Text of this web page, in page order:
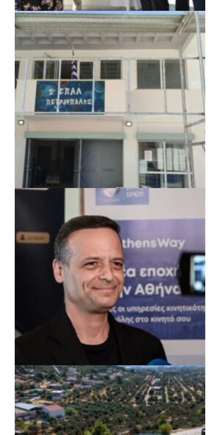
ΚΟΙΝΩΝΙΑ | 07/08/2026 · 18:01
Το Δημοτικό Κατάστημα Κουβαρά φέρει
πλέον το όνομα «Γεώργιος Πρίφτης»
ΤΟΠΙΚΗ ΑΥΤΟΔΙΟΙΚΗΣΗ 07/08/2026 · 17:45
Δήμος Πετρούπολης: Εργασίες
συντήρησης σε σχολεία και αθλητικές
εγκαταστάσεις
ΡΕΠΟΡΤΑΖ | 07/08/2026 · 17:27
Ο Δούκας για έργα, καθαριότητα και τη
μάχη των επόμενων εκλογών: «Η καλύτερη
μου να κατέβει ο Μπακογιάννης»